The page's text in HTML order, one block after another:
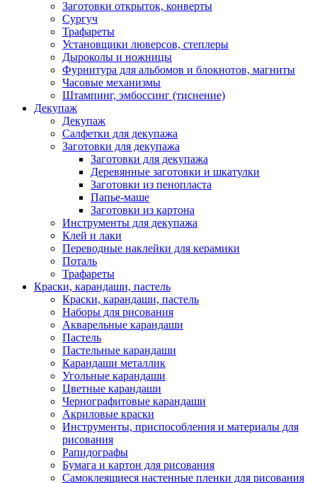
Заготовки открыток, конверты
Сургуч
Трафареты
Установщики люверсов, степлеры
Дыроколы и ножницы
Фурнитура для альбомов и блокнотов, магниты
Часовые механизмы
Штампинг, эмбоссинг (тиснение)
Декупаж
Декупаж
Салфетки для декупажа
Заготовки для декупажа
Заготовки для декупажа
Деревянные заготовки и шкатулки
Заготовки из пенопласта
Папье-маше
Заготовки из картона
Инструменты для декупажа
Клей и лаки
Переводные наклейки для керамики
Поталь
Трафареты
Краски, карандаши, пастель
Краски, карандаши, пастель
Наборы для рисования
Акварельные карандаши
Пастель
Пастельные карандаши
Карандаши металлик
Угольные карандаши
Цветные карандаши
Чернографитовые карандаши
Акриловые краски
Инструменты, приспособления и материалы для
рисования
Рапидографы
Бумага и картон для рисования
Самоклеящиеся настенные пленки для рисования